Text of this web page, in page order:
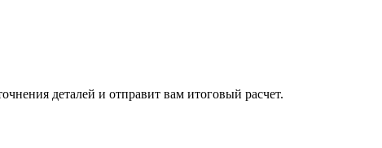
деталей и отправит вам итоговый расчет.